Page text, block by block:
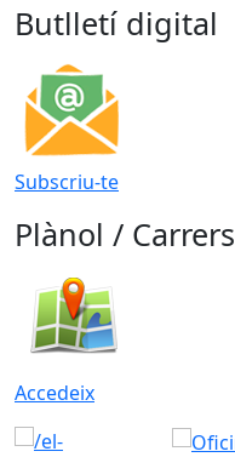
Butlletí digital
Subscriu-te
Plànol / Carrers
Accedeix